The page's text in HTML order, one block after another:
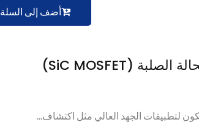
أضف إلى السلة